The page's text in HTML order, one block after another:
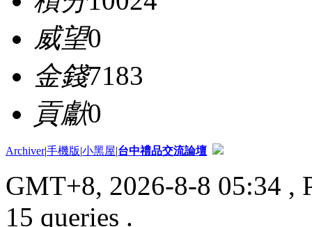
威望0
金錢7183
貢獻0
Archiver|手機版|小黑屋|台中禮品交流論壇
GMT+8, 2026-8-8 05:34 ,
15 queries .